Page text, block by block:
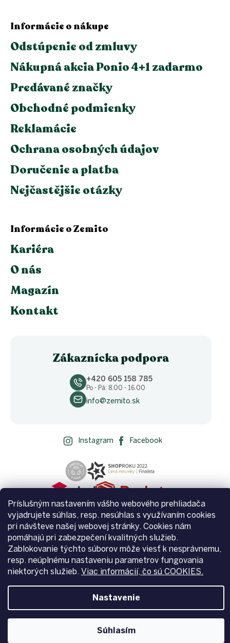
Príslušným nastavením vášho webového prehliadača
vyjadrujete súhlas, resp. nesúhlas s využívaním cookies
pri návšteve našej webovej stránky. Cookies nám
pomáhajú pri zabezpečení kvalitných služieb.
Zablokovanie týchto súborov môže viesť k nesprávnemu,
resp. neúplnému nastaveniu parametrov fungovania
niektorých služieb. Viac informácií, čo sú COOKIES.
Nastavenie
Súhlasím
Informácie o nákupe
Odstúpenie od zmluvy
Nákupná akcia Ponio 4+1 zadarmo
Predávané značky
Obchodné podmienky
Reklamácie
Ochrana osobných údajov
Doručenie a platba
Nejčastějšie otázky
Informácie o Zemito
Kariéra
O nás
Magazín
Kontakt
Zákaznícka podpora
+420 605 158 785
Po - Pá: 8.00 - 16.00
info@zemito.sk
Instagram Facebook
Vytvoril Shoptet
Copyright 2026Zemito.sk. Všetky práva vyhradené.Upraviť
nastavenie cookies